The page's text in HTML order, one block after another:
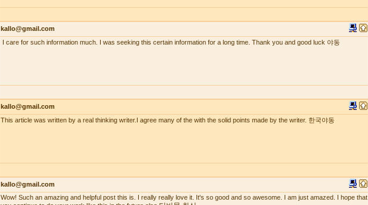
kallo@gmail.com
I care for such information much. I was seeking this certain information for a long time. Thank you and good luck 야동
kallo@gmail.com
This article was written by a real thinking writer.I agree many of the with the solid points made by the writer. 한국야동
kallo@gmail.com
Wow! Such an amazing and helpful post this is. I really really love it. It's so good and so awesome. I am just amazed. I hope that